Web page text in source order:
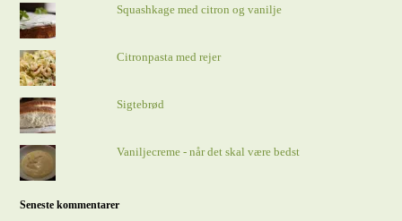
Squashkage med citron og vanilje
Citronpasta med rejer
Sigtebrød
Vaniljecreme - når det skal være bedst
Seneste kommentarer